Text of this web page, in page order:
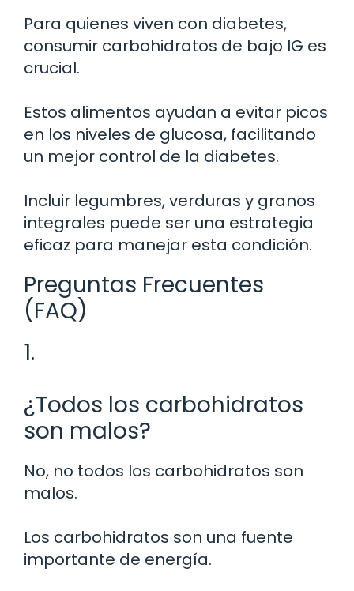
Para quienes viven con diabetes,
consumir carbohidratos de bajo IG es
crucial.
Estos alimentos ayudan a evitar picos
en los niveles de glucosa, facilitando
un mejor control de la diabetes.
Incluir legumbres, verduras y granos
integrales puede ser una estrategia
eficaz para manejar esta condición.
Preguntas Frecuentes
(FAQ)
1.
¿Todos los carbohidratos
son malos?
No, no todos los carbohidratos son
malos.
Los carbohidratos son una fuente
importante de energía.